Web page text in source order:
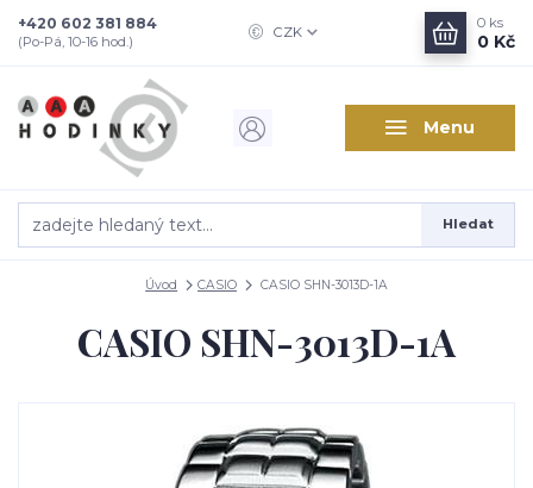
Menu
CZK
Hledat
+420 602 381 884
(Po-Pá, 10-16 hod.)
0 ks
0 Kč
Úvod CASIO CASIO SHN-3013D-1A
CASIO SHN-3013D-1A